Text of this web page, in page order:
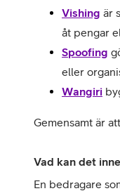
Vishing är
åt pengar
Spoofing
eller
Wangiri
Gemensamt är
Vad kan det
En bedragare